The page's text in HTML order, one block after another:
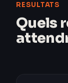
RESULTATS
Quels